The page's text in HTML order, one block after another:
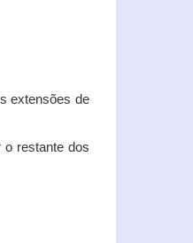
extensões de
o restante dos